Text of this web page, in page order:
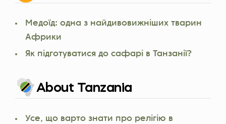
Медоїд: одна з найдивовижніших тварин
Африки
Як підготуватися до сафарі в Танзанії?
About Tanzania
Усе, що варто знати про релігію в